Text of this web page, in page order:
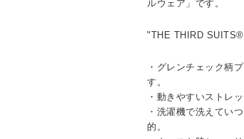
ルウェア」です。
"THE THIRD
・グレンチェック柄
す。
・動きやすいストレッ
・洗濯機で洗えてい
的。